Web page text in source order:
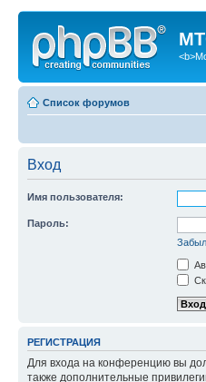
Список форумов
Вход
Имя пользователя:
Пароль:
РЕГИСТРАЦИЯ
Для входа на конференцию вы
также дополнительные